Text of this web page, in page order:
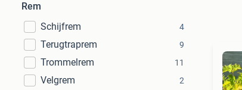
Rem
Schijfrem
4
Terugtraprem 9
Trommelrem 11
Velgrem 2